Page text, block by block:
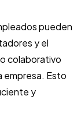
pueden
y el
colaborativo
empresa. Esto
y